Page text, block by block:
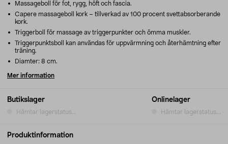
Butikslager
Hämtar lagerstatus...
Onlinelager
Hämtar lagerstatus...
Massageboll för fot, rygg, höft och fascia.
Capere massageboll kork – tillverkad av 100 procent svettabsorberande
kork.
Triggerboll för massage av triggerpunkter och ömma muskler.
Triggerpunktsboll kan användas för uppvärmning och återhämtning efter
träning.
Diamter: 8 cm.
Mer information
Produktinformation